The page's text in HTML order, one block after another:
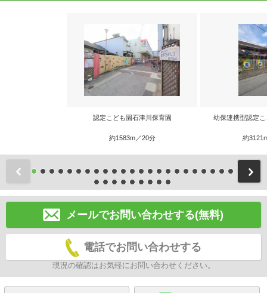
認定こども園石津川保育園
約1583m／20分
幼保連携型認定
約
前
メールでお問い合わせする(無料)
電話でお問い合わせする
現況の確認はお気軽にお問い合わせください。